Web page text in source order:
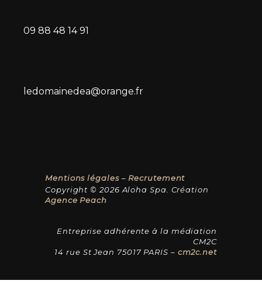
09 88 48 14 91
ledomainedea@orange.fr
Mentions légales– Recrutement
Copyright © 2026 Aloha Spa. Création
Agence Peach
Entreprise adhérente à la médiation
CM2C
14 rue St Jean 75017 PARIS – cm2c.net